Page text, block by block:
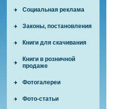
Социальная реклама
Законы, постановления
Книги для скачивания
Книги в розничной
продаже
Фотогалереи
Фото-статьи